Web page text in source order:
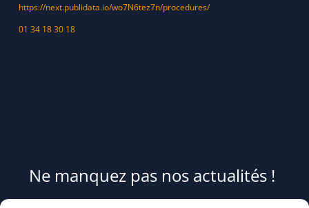
https://next.publidata.io/wo7N6tez7n/procedures/
01 34 18 30 18
Ne manquez pas nos actualités !